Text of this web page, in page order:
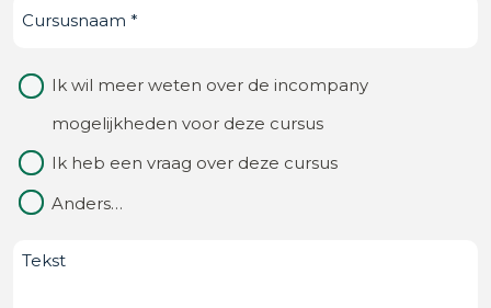
je
van?
(Vereist)
Cursusnaam (Vereist)
Waarom
contact
Ik wil meer weten over de incompany
mogelijkheden voor deze cursus
Ik heb een vraag over deze cursus
Anders…
Bericht